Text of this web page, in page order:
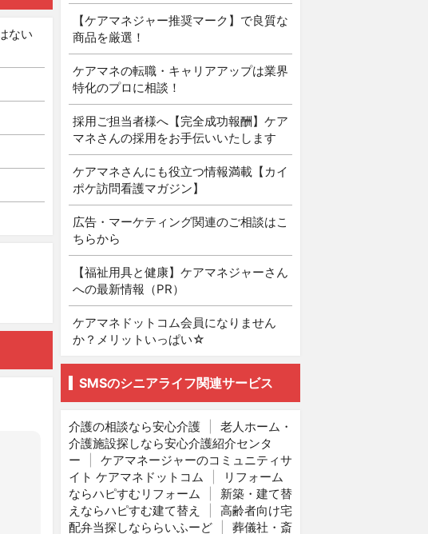
ない
【ケアマネジャー推奨マーク】で良質な
商品を厳選！
ケアマネの転職・キャリアアップは業界
特化のプロに相談！
採用ご担当者様へ【完全成功報酬】ケア
マネさんの採用をお手伝いいたします
ケアマネさんにも役立つ情報満載【カイ
ポケ訪問看護マガジン】
広告・マーケティング関連のご相談はこ
ちらから
【福祉用具と健康】ケアマネジャーさん
への最新情報（PR）
ケアマネドットコム会員になりません
か？メリットいっぱい☆
SMSのシニアライフ関連サービス
介護の相談なら安心介護
老人ホーム・
介護施設探しなら安心介護紹介センタ
ー
ケアマネージャーのコミュニティサ
イト ケアマネドットコム
リフォーム
ならハピすむリフォーム
新築・建て替
えならハピすむ建て替え
高齢者向け宅
配弁当探しなららいふーど
葬儀社・斎